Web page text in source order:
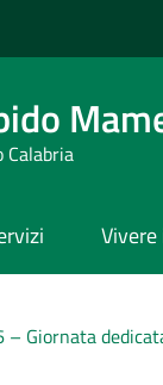
Calabria
– Giornata